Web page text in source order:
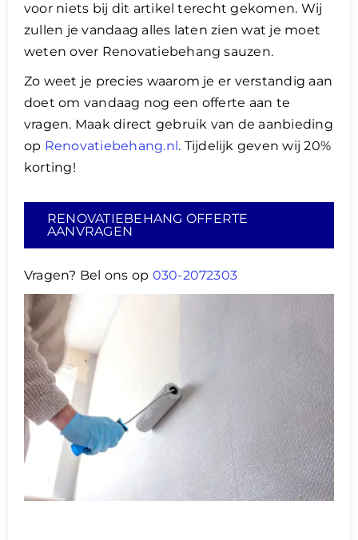
voor niets bij dit artikel terecht gekomen. Wij
zullen je vandaag alles laten zien wat je moet
weten over Renovatiebehang sauzen.
Zo weet je precies waarom je er verstandig aan
doet om vandaag nog een offerte aan te
vragen. Maak direct gebruik van de aanbieding
op Renovatiebehang.nl. Tijdelijk geven wij 20%
korting!
RENOVATIEBEHANG OFFERTE
AANVRAGEN
Vragen? Bel ons op 030-2072303